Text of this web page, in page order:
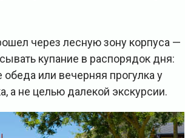
через лесную зону корпуса —
купание в распорядок дня:
или вечерняя прогулка у
а не целью далекой экскурсии.